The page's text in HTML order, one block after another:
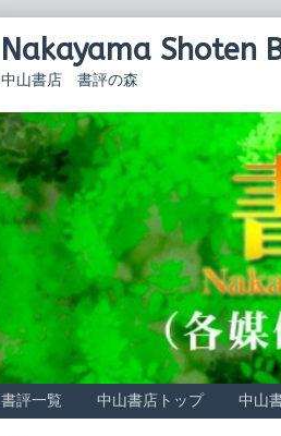
Nakayama Shoten
中山書店 書評の森
書評一覧 中山書店トップ 中山